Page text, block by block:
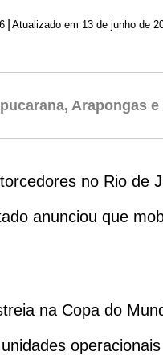
Atualizado em 13 de junho de
Arapongas e
no Rio de
anunciou que
na Copa do